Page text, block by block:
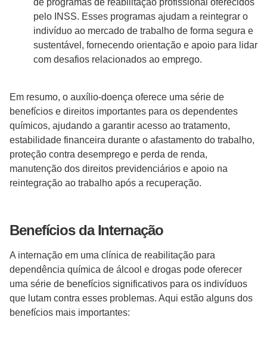
de programas de reabilitação profissional oferecidos
pelo INSS. Esses programas ajudam a reintegrar o
indivíduo ao mercado de trabalho de forma segura e
sustentável, fornecendo orientação e apoio para lidar
com desafios relacionados ao emprego.
Em resumo, o auxílio-doença oferece uma série de
benefícios e direitos importantes para os dependentes
químicos, ajudando a garantir acesso ao tratamento,
estabilidade financeira durante o afastamento do trabalho,
proteção contra desemprego e perda de renda,
manutenção dos direitos previdenciários e apoio na
reintegração ao trabalho após a recuperação.
Benefícios da Internação
A internação em uma clínica de reabilitação para
dependência química de álcool e drogas pode oferecer
uma série de benefícios significativos para os indivíduos
que lutam contra esses problemas. Aqui estão alguns dos
benefícios mais importantes: